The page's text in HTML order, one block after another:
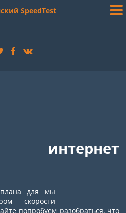
SpeedTest
интернет
для мы
скорости
попробуем разобраться, что